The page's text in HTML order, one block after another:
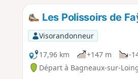
Les Polissoirs de
Visorandonneur
17,96 km
+147 m -
Départ à Bagneaux-sur-